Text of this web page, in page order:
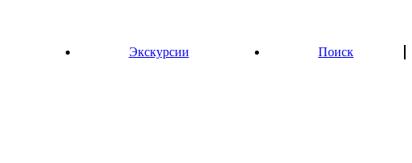
Экскурсии Поиск